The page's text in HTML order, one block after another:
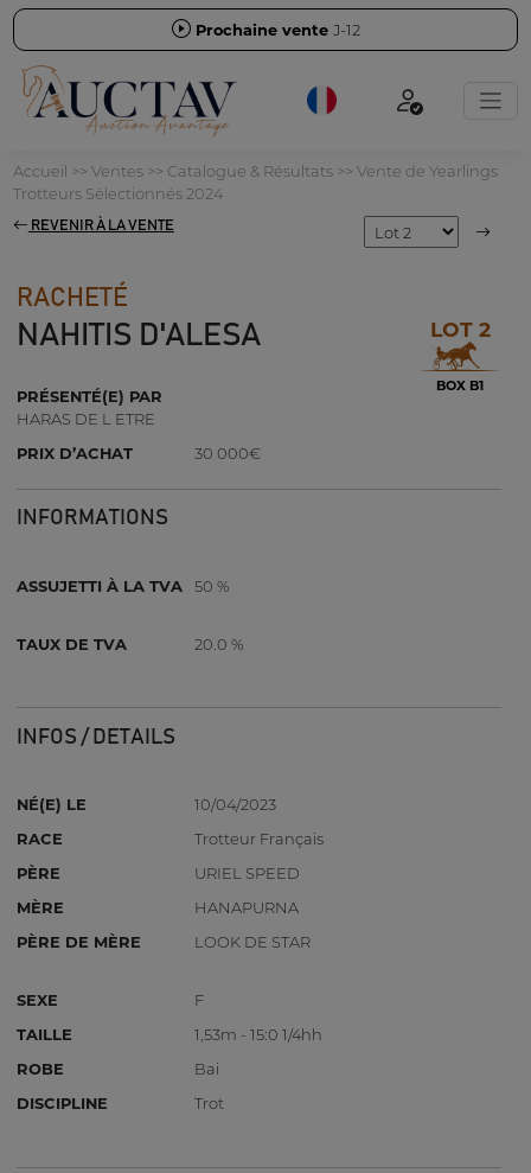
Prochaine vente J-12
Accueil >> Ventes>> Catalogue & Résultats>> Vente de Yearlings
Trotteurs Sélectionnés 2024
REVENIR À LA VENTE
RACHETÉ
NAHITIS D'ALESA LOT 2
BOX B1
PRÉSENTÉ(E) PAR
HARAS DE L ETRE
PRIX D’ACHAT
30 000€
INFORMATIONS
ASSUJETTI À LA TVA 50 %
TAUX DE TVA 20.0 %
INFOS / DETAILS
NÉ(E) LE
10/04/2023
RACE
Trotteur Français
PÈRE
URIEL SPEED
MÈRE
HANAPURNA
PÈRE DE MÈRE
LOOK DE STAR
SEXE
F
TAILLE
1,53m - 15:0 1/4hh
ROBE
Bai
DISCIPLINE
Trot